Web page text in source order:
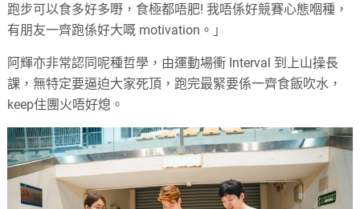
跑步可以食多好多嘢，食極都唔肥! 我唔係好競賽心態嗰種，
有朋友一齊跑係好大嘅 motivation。」
阿輝亦非常認同呢種哲學，由運動場衝 Interval 到上山操長
課，無特定要逼迫大家死頂，跑完最緊要係一齊食飯吹水，
keep住團火唔好熄。